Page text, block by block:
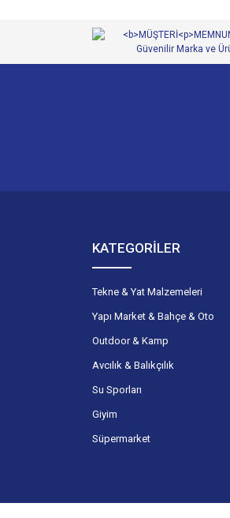
Ürün fiyatı diğer
Bu ürüne benzer farklı
KATEGORİLER
Tekne & Yat Malzemeleri
Yapı Market & Bahçe & Oto
Outdoor & Kamp
Avcılık & Balıkçılık
Su Sporları
Giyim
Süpermarket